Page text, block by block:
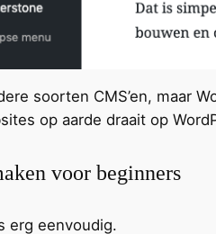
soorten CMS’en, maar
op aarde draait op
voor beginners
erg eenvoudig.